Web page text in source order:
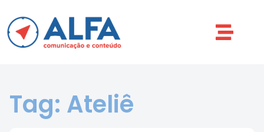
Tag: Ateliê